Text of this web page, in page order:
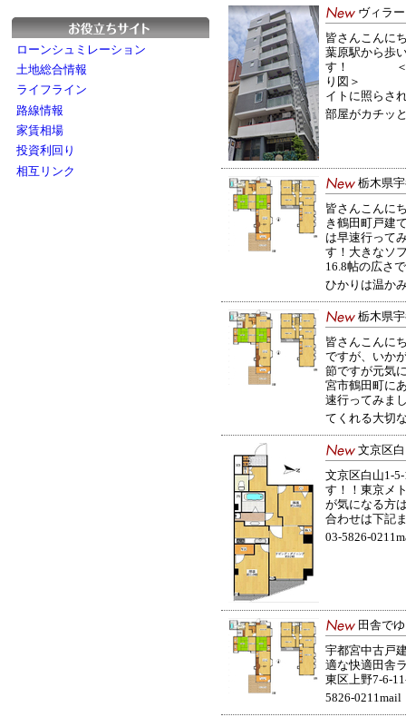
ローンシュミレーション
土地総合情報
ライフライン
路線情報
家賃相場
投資利回り
相互リンク
ヴィラ
皆さんこんに
葉原駅から歩
す！
り図＞
イトに照らさ
部屋がカチッ
栃木県
皆さんこんに
き鶴田町戸建
は早速行って
す！大きなソ
16.8帖の広さ
ひかりは温か
栃木県
皆さんこんに
ですが、いか
節ですが元気
宮市鶴田町に
速行ってみま
てくれる大切
文京区
文京区白山1-
す！！東京メ
が気になる方
合わせは下記
03-5826-
田舎で
宇都宮中古戸
適な快適田舎
東区上野7-6-
5826-